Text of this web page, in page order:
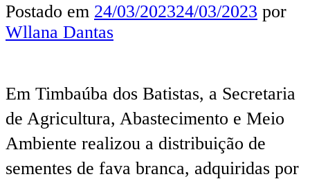
Postado em 24/03/202324/03/2023 por
Wllana Dantas
Em Timbaúba dos Batistas, a Secretaria
de Agricultura, Abastecimento e Meio
Ambiente realizou a distribuição de
sementes de fava branca, adquiridas por